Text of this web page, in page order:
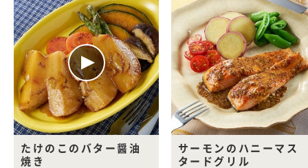
たけのこのバター醤油
焼き
サーモンのハニーマス
タードグリル